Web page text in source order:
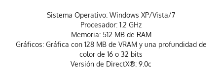
Sistema Operativo: Windows XP/Vista/7
Procesador: 1.2 GHz
Memoria: 512 MB de RAM
Gráficos: Gráfica con 128 MB de VRAM y una profundidad de
color de 16 o 32 bits
Versión de DirectX®: 9.0c